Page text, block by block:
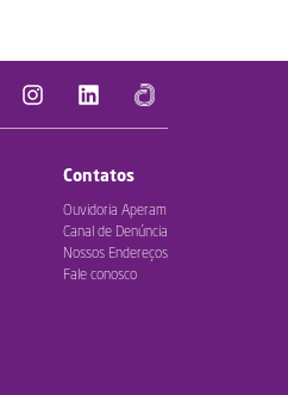
Contatos
Ouvidoria Aperam
Canal de Denúncia
Nossos Endereços
Fale conosco